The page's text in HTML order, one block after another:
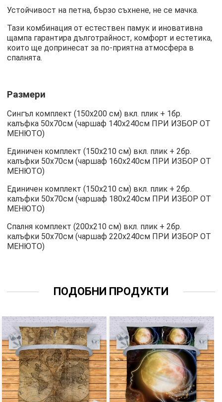
Устойчивост на петна, бързо съхнене, не се мачка.
Тази комбинация от естествен памук и иновативна
щампа гарантира дълготрайност, комфорт и естетика,
които ще допринесат за по-приятна атмосфера в
спалнята.
Размери
Сингъл комплект (150х200 см) вкл. плик + 1бр.
калъфка 50х70см (чаршаф 140х240см ПРИ ИЗБОР ОТ
МЕНЮТО)
Единичен комплект (150х210 см) вкл. плик + 2бр.
калъфки 50х70см (чаршаф 160х240см ПРИ ИЗБОР ОТ
МЕНЮТО)
Единичен комплект (150х210 см) вкл. плик + 2бр.
калъфки 50х70см (чаршаф 180х240см ПРИ ИЗБОР ОТ
МЕНЮТО)
Спалня комплект (200х210 см) вкл. плик + 2бр.
калъфки 50х70см (чаршаф 220х240см ПРИ ИЗБОР ОТ
МЕНЮТО)
ПОДОБНИ ПРОДУКТИ